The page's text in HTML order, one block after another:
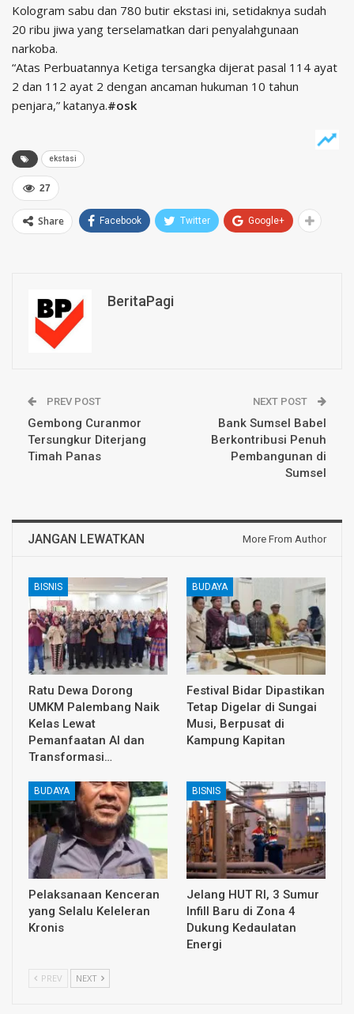
Kologram sabu dan 780 butir ekstasi ini, setidaknya sudah
20 ribu jiwa yang terselamatkan dari penyalahgunaan
narkoba.
“Atas Perbuatannya Ketiga tersangka dijerat pasal 114 ayat
2 dan 112 ayat 2 dengan ancaman hukuman 10 tahun
penjara,” katanya.#osk
ekstasi
27
Share Facebook Twitter Google+
BeritaPagi
PREV POST
Gembong Curanmor
Tersungkur Diterjang
Timah Panas
NEXT POST
Bank Sumsel Babel
Berkontribusi Penuh
Pembangunan di
Sumsel
JANGAN LEWATKAN More From Author
BISNIS
Ratu Dewa Dorong
UMKM Palembang Naik
Kelas Lewat
Pemanfaatan AI dan
Transformasi…
BUDAYA
Festival Bidar Dipastikan
Tetap Digelar di Sungai
Musi, Berpusat di
Kampung Kapitan
BUDAYA
Pelaksanaan Kenceran
yang Selalu Keleleran
Kronis
BISNIS
Jelang HUT RI, 3 Sumur
Infill Baru di Zona 4
Dukung Kedaulatan
Energi
PREV NEXT